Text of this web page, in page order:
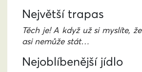
Největší trapas
Těch je! A když už si myslíte,
asi nemůže stát…
Nejoblíbenější jídlo